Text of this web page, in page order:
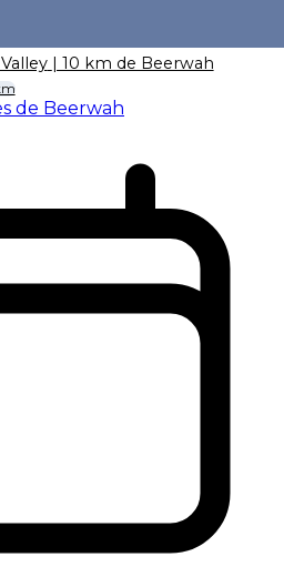
| 10 km de Beerwah
de Beerwah